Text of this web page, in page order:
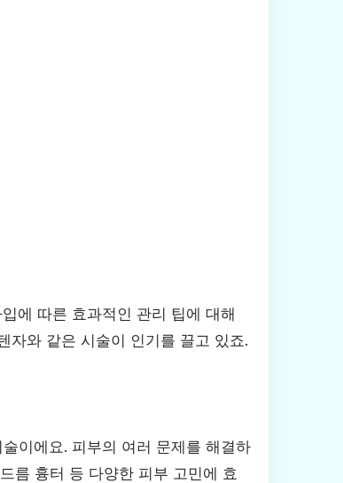
에 따른 효과적인 관리 팁에 대해
자와 같은 시술이 인기를 끌고 있죠.
이에요. 피부의 여러 문제를 해결하
름 흉터 등 다양한 피부 고민에 효